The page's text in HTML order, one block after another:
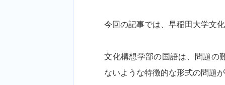
今回の記事では、早稲田大学文
文化構想学部の国語は、問題の
ないような特徴的な形式の問題が